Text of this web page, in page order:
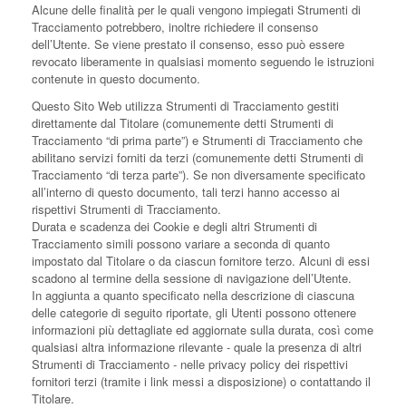
Alcune delle finalità per le quali vengono impiegati Strumenti di
Tracciamento potrebbero, inoltre richiedere il consenso
dell’Utente. Se viene prestato il consenso, esso può essere
revocato liberamente in qualsiasi momento seguendo le istruzioni
contenute in questo documento.
Questo Sito Web utilizza Strumenti di Tracciamento gestiti
direttamente dal Titolare (comunemente detti Strumenti di
Tracciamento “di prima parte”) e Strumenti di Tracciamento che
abilitano servizi forniti da terzi (comunemente detti Strumenti di
Tracciamento “di terza parte”). Se non diversamente specificato
all’interno di questo documento, tali terzi hanno accesso ai
rispettivi Strumenti di Tracciamento.
Durata e scadenza dei Cookie e degli altri Strumenti di
Tracciamento simili possono variare a seconda di quanto
impostato dal Titolare o da ciascun fornitore terzo. Alcuni di essi
scadono al termine della sessione di navigazione dell’Utente.
In aggiunta a quanto specificato nella descrizione di ciascuna
delle categorie di seguito riportate, gli Utenti possono ottenere
informazioni più dettagliate ed aggiornate sulla durata, così come
qualsiasi altra informazione rilevante - quale la presenza di altri
Strumenti di Tracciamento - nelle privacy policy dei rispettivi
fornitori terzi (tramite i link messi a disposizione) o contattando il
Titolare.